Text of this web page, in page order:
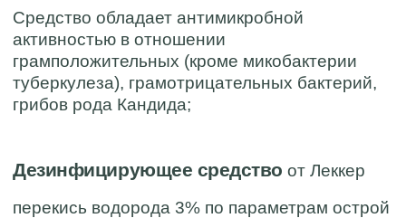
Средство обладает антимикробной
активностью в отношении
грамположительных (кроме микобактерии
туберкулеза), грамотрицательных бактерий,
грибов рода Кандида;
Дезинфицирующее средство от Леккер
перекись водорода 3% по параметрам острой